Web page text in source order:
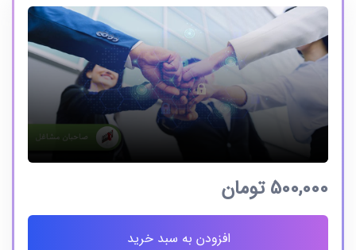
500,000تومان
افزودن به سبد خرید